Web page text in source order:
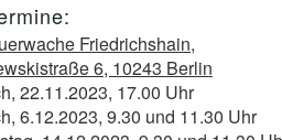
Friedrichshain,
6, 10243 Berlin
22.11.2023, 17.00 Uhr
6.12.2023, 9.30 und 11.30 Uhr